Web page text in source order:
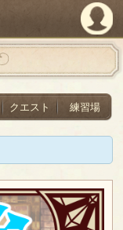
PandoraPartyProject
クエスト 練習場